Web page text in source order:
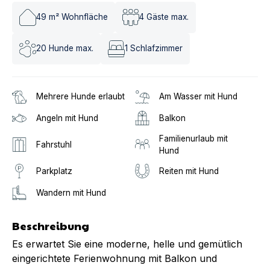
49 m² Wohnfläche 4 Gäste max.
20 Hunde max. 1 Schlafzimmer
Mehrere Hunde erlaubt Am Wasser mit Hund
Angeln mit Hund Balkon
Fahrstuhl
Familienurlaub mit
Hund
Parkplatz Reiten mit Hund
Wandern mit Hund
Beschreibung
Es erwartet Sie eine moderne, helle und gemütlich
eingerichtete Ferienwohnung mit Balkon und